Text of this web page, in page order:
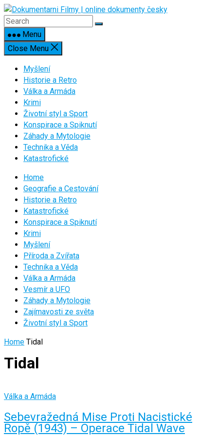
Skip
to
contentMenu
Close Menu
Myšlení
Historie a Retro
Válka a Armáda
Krimi
Životní styl a Sport
Konspirace a Spiknutí
Záhady a Mytologie
Technika a Věda
Katastrofické
Home
Geografie a Cestování
Historie a Retro
Katastrofické
Konspirace a Spiknutí
Krimi
Myšlení
Příroda a Zvířata
Technika a Věda
Válka a Armáda
Vesmír a UFO
Záhady a Mytologie
Zajímavosti ze světa
Životní styl a Sport
Home Tidal
Tidal
Válka a Armáda
Sebevražedná Mise Proti Nacistické
Ropě (1943) – Operace Tidal Wave